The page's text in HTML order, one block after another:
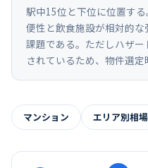
駅中15位と下位に位置す
便性と飲食施設が相対的
課題である。ただしハザ
されているため、物件選定
マンション エリア別相場